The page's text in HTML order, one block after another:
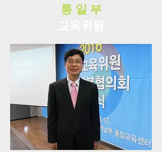
통 일 부
교육위원